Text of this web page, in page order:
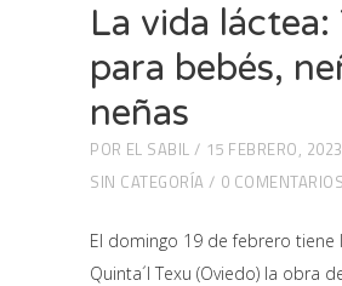
La vida láctea:
para bebés,
neñas
POR EL SABIL
15 FEBRERO, 2023
SIN CATEGORÍA
0 COMENTARIOS
El domingo 19 de febrero tiene
Quinta´l Texu (Oviedo) la obra